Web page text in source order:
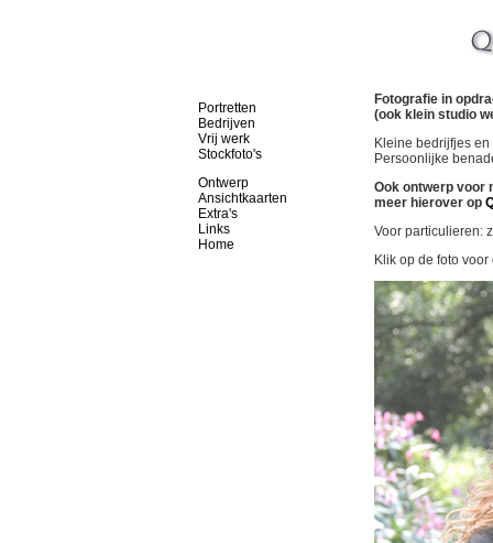
Portretten
Bedrijven
Vrij werk
Stockfoto's
Ontwerp
Ansichtkaarten
Extra's
Links
Home
Fotografie in
(ook klein studio
Kleine bedrijfjes
Persoonlijke
Ook ontwerp voor
meer hierover op
Voor particulieren:
Klik op de foto